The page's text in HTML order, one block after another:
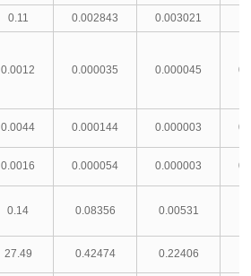
0.11 0.002843 0.003021
0.0012 0.000035 0.000045
0.0044 0.000144 0.000003
0.0016 0.000054 0.000003
0.14 0.08356 0.00531
27.49 0.42474 0.22406